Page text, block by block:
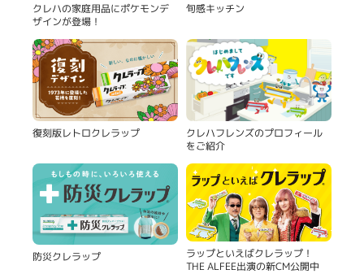
CM
クレハの家庭用品にポケモンデ
ザインが登場！
旬感キッチン
復刻版レトロクレラップ クレハフレンズのプロフィール
をご紹介
防災クレラップ ラップといえばクレラップ！
THE ALFEE出演の新CM公開中